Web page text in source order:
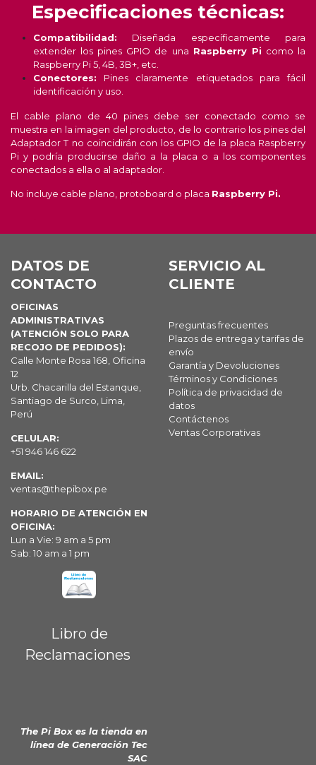
Especificaciones técnicas:
Compatibilidad: Diseñada específicamente para
extender los pines GPIO de una Raspberry Pi como la
Raspberry Pi 5, 4B, 3B+, etc.
Conectores: Pines claramente etiquetados para fácil
identificación y uso.
El cable plano de 40 pines debe ser conectado como se
muestra en la imagen del producto, de lo contrario los pines del
Adaptador T no coincidirán con los GPIO de la placa Raspberry
Pi y podría producirse daño a la placa o a los componentes
conectados a ella o al adaptador.
No incluye cable plano, protoboard o placa Raspberry Pi.
DATOS DE
CONTACTO
OFICINAS
ADMINISTRATIVAS
(ATENCIÓN SOLO PARA
RECOJO DE PEDIDOS):
Calle Monte Rosa 168, Oficina
12
Urb. Chacarilla del Estanque,
Santiago de Surco, Lima,
Perú
CELULAR:
+51 946 146 622
EMAIL:
ventas@thepibox.pe
HORARIO DE ATENCIÓN EN
OFICINA:
Lun a Vie: 9 am a 5 pm
Sab: 10 am a 1 pm
SERVICIO AL
CLIENTE
Preguntas frecuentes
Plazos de entrega y tarifas de
envío
Garantía y Devoluciones
Términos y Condiciones
Política de privacidad de
datos
Contáctenos
Ventas Corporativas
Libro de
Reclamaciones
The Pi Box es la tienda en
línea de Generación Tec
SAC